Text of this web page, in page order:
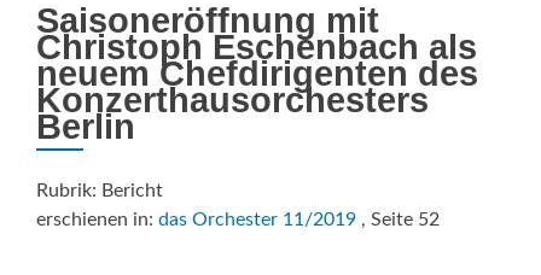
Saisoneröffnung mit
Christoph Eschenbach als
neuem Chefdirigenten des
Konzerthausorchesters
Berlin
Rubrik: Bericht
erschienen in: das Orchester 11/2019 , Seite 52